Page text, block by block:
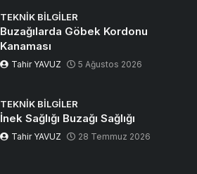
TEKNIK BILGILER
Buzağılarda Göbek Kordonu
Kanaması
Tahir YAVUZ 5 Ağustos 2026
TEKNIK BILGILER
İnek Sağlığı Buzağı Sağlığı
Tahir YAVUZ 28 Temmuz 2026